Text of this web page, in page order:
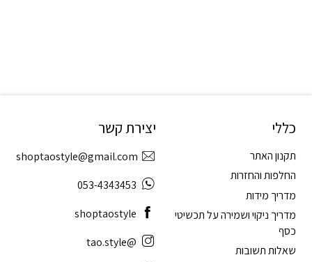
כללי
תקנון האתר
החלפות והחזרות
מדריך מידות
מדריך ניקוי ושמירה על תכשיטי
כסף
שאלות תשובות
יצירת קשר
shoptaostyle@gmail.com
053-4343453
shoptaostyle
@tao.style